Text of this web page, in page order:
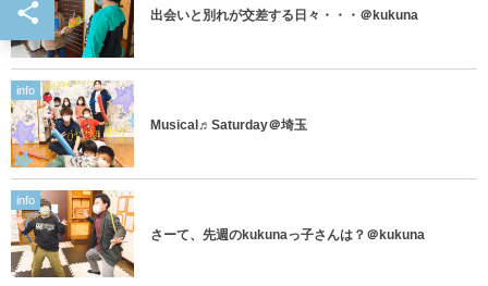
出会いと別れが交差する日々・・・＠kukuna
info
Musical♬Saturday＠埼玉
info
さーて、先週のkukunaっ子さんは？＠kukuna